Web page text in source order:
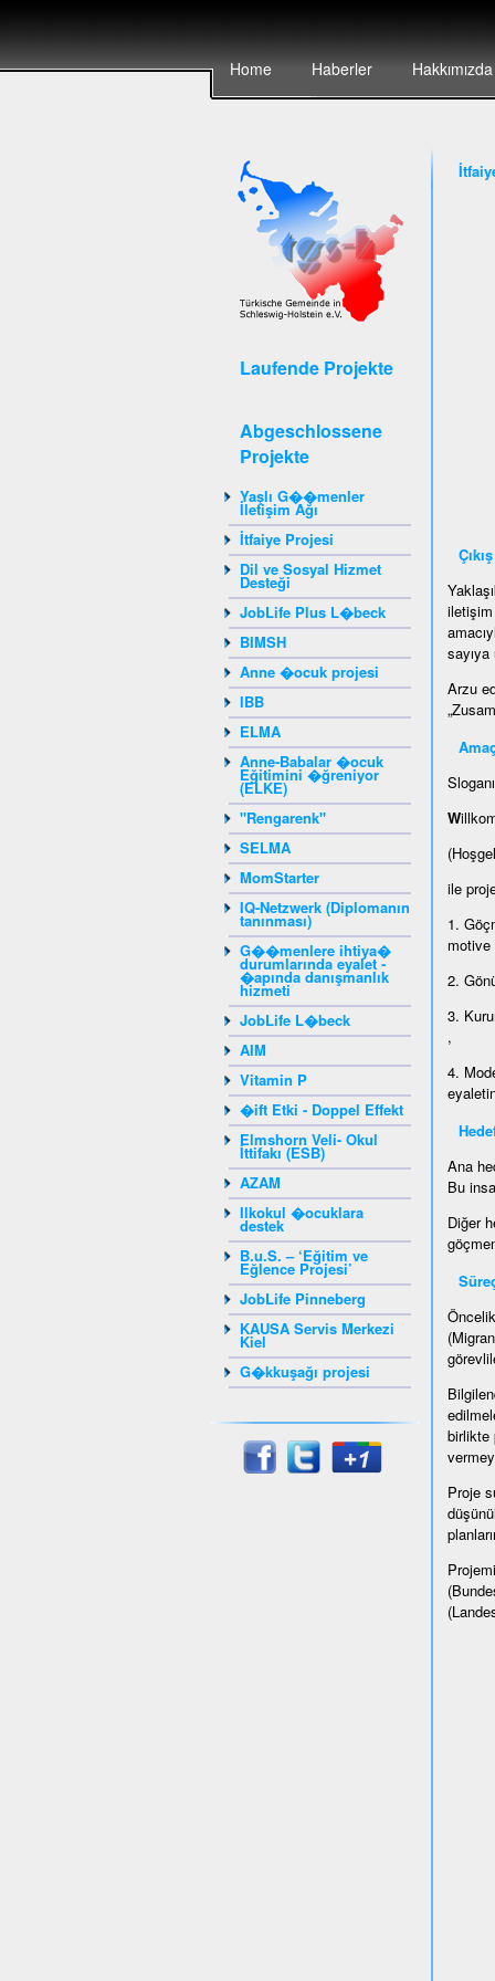
Home Haberler Hakkımızda
Laufende Projekte
Abgeschlossene
Projekte
Yaşlı G��menler
İletişim Ağı
İtfaiye Projesi
Dil ve Sosyal Hizmet
Desteği
JobLife Plus L�beck
BIMSH
Anne �ocuk projesi
IBB
ELMA
Anne-Babalar �ocuk
Eğitimini �ğreniyor
(ELKE)
"Rengarenk"
SELMA
MomStarter
IQ-Netzwerk (Diplomanın
tanınması)
G��menlere ihtiya�
durumlarında eyalet -
�apında danışmanlık
hizmeti
JobLife L�beck
AIM
Vitamin P
�ift Etki - Doppel Effekt
Elmshorn Veli- Okul
İttifakı (ESB)
AZAM
Ilkokul �ocuklara
destek
B.u.S. – ‘Eğitim ve
Eğlence Projesi’
JobLife Pinneberg
KAUSA Servis Merkezi
Kiel
G�kkuşağı projesi
iletişim
sayıya
Arzu
W
ile
1.
2.
3.
,
4.
Ana
Bu
Diğer
birlikte
Proje